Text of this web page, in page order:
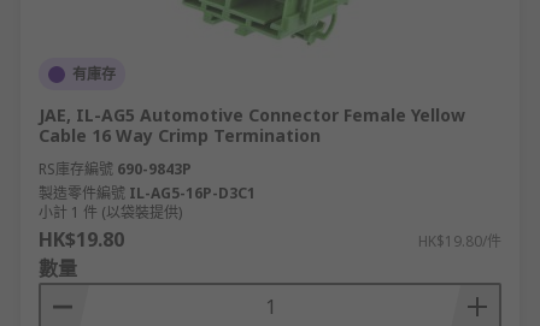
有庫存
JAE, IL-AG5 Automotive Connector Female Yellow
Cable 16 Way Crimp Termination
RS庫存編號 690-9843P
製造零件編號 IL-AG5-16P-D3C1
小計 1 件 (以袋裝提供)
HK$19.80 HK$19.80/件
數量